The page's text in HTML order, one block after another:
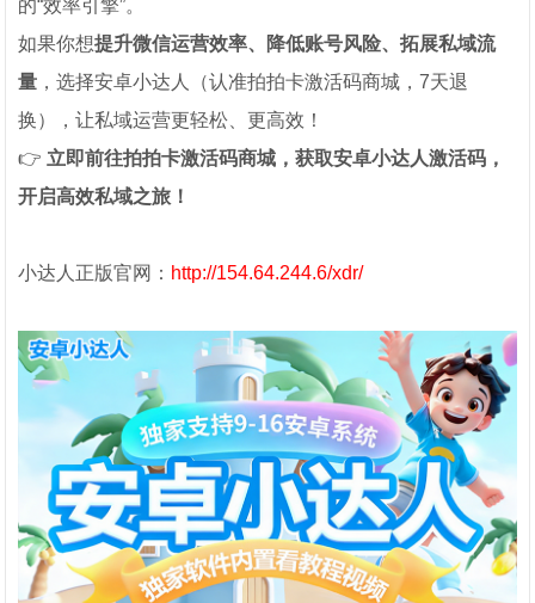
的“效率引擎”。
如果你想提升微信运营效率、降低账号风险、拓展私域流
量 ，选择安卓小达人（认准拍拍卡激活码商城，7天退
换），让私域运营更轻松、更高效！
👉 立即前往拍拍卡激活码商城，获取安卓小达人激活码，
开启高效私域之旅！
小达人正版官网： http://154.64.244.6/xdr/